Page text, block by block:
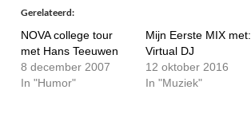
Gerelateerd
NOVA college tour
met Hans Teeuwen
8 december 2007
In "Humor"
Mijn Eerste MIX met:
Virtual DJ
12 oktober 2016
In "Muziek"